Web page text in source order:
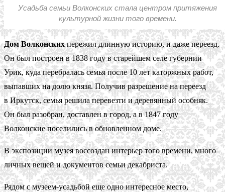
Усадьба семьи Волконских стала центром притяжения
культурной жизни того времени.
Дом Волконскихпережил длинную историю, и даже переезд.
Он был построен в 1838 году в старейшем селе губернии
Урик, куда перебралась семья после 10 лет каторжных работ,
выпавших на долю князя. Получив разрешение на переезд
в Иркутск, семья решила перевезти и деревянный особняк.
Он был разобран, доставлен в город, а в 1847 году
Волконские поселились в обновленном доме.
В экспозиции музея воссоздан интерьер того времени, много
личных вещей и документов семьи декабриста.
Рядом с музеем-усадьбой еще одно интересное место,